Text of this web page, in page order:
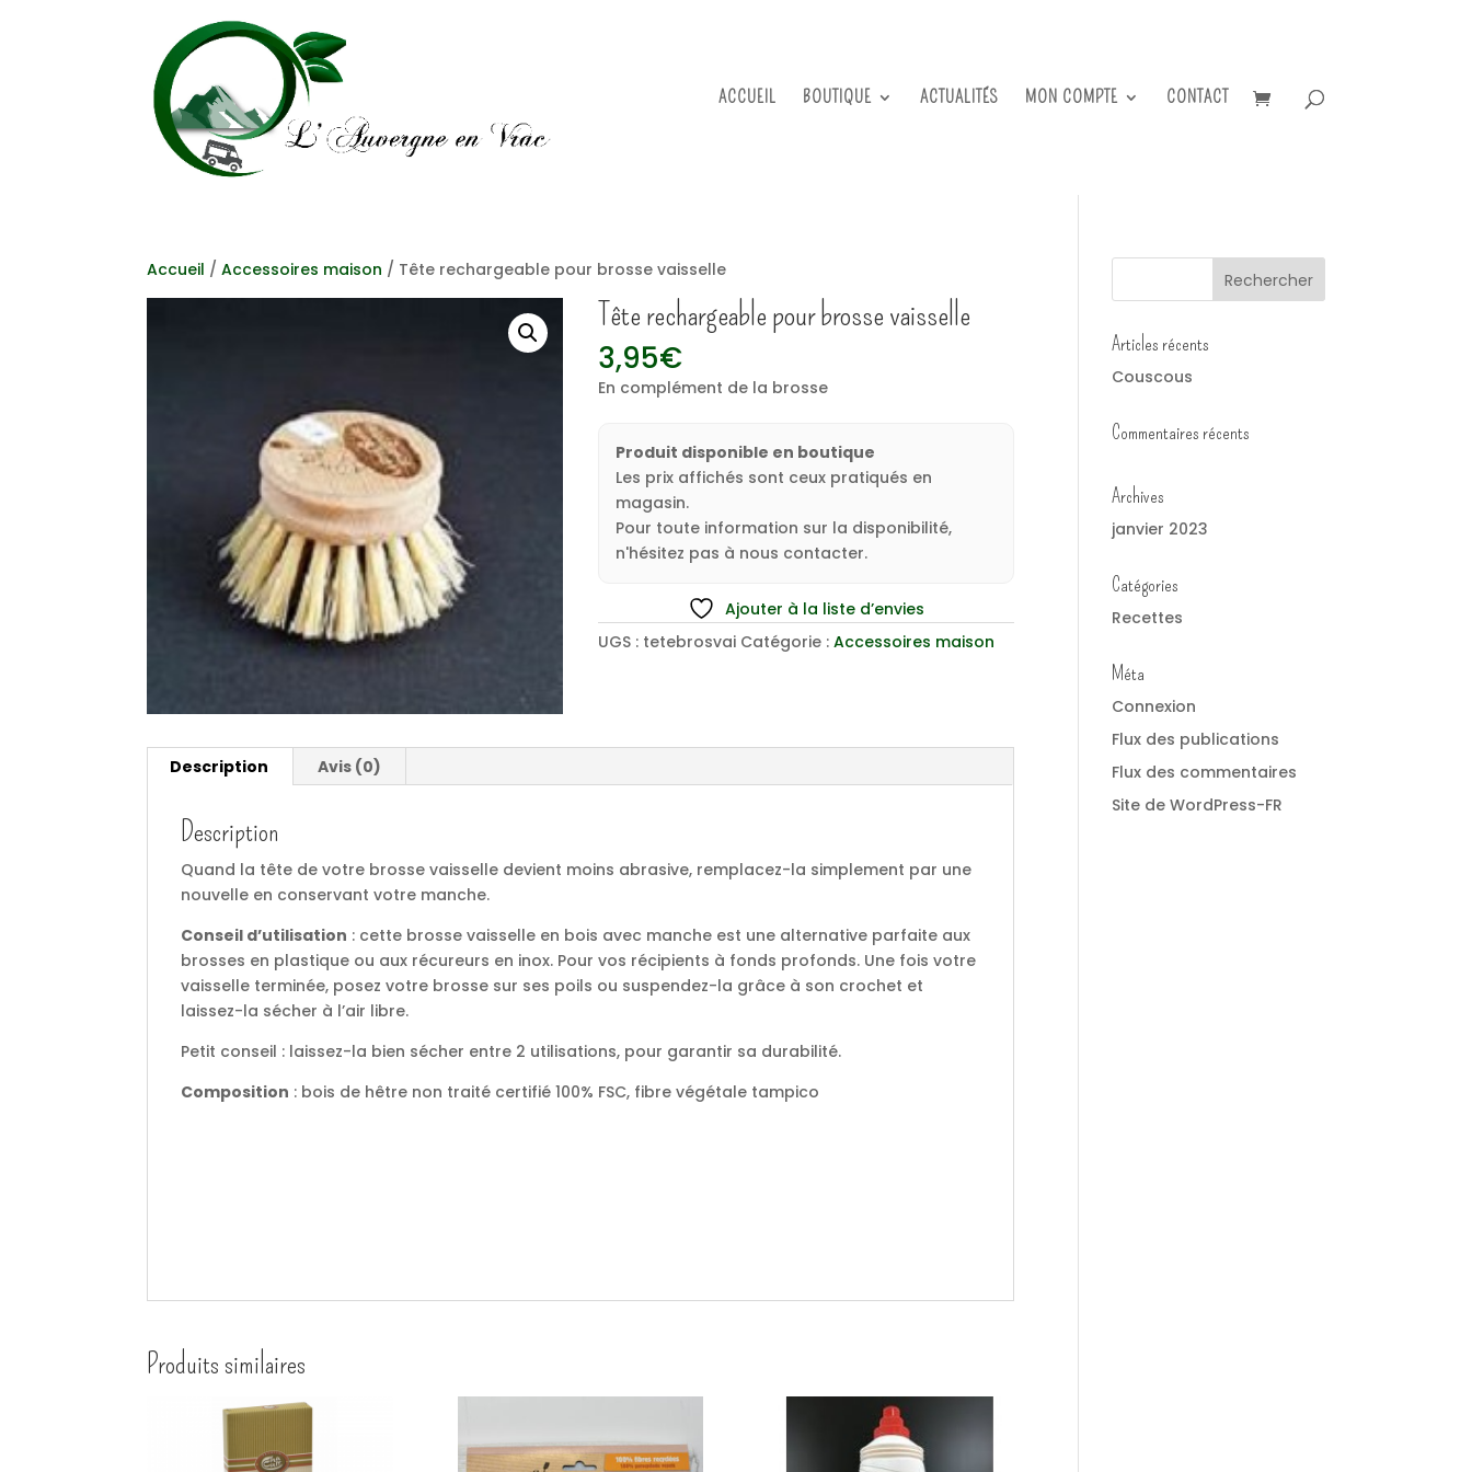
ACCUEIL BOUTIQUE ACTUALITÉS MON COMPTE CONTACT
Accueil /Accessoires maison / Tête rechargeable pour brosse vaisselle
Tête rechargeable pour brosse vaisselle
3,95€
En complément de la brosse
Produit disponible en boutique
Les prix affichés sont ceux pratiqués en
magasin.
Pour toute information sur la disponibilité,
n'hésitez pas à nous contacter.
Ajouter à la liste d’envies
UGS : tetebrosvai Catégorie :Accessoires maison
Description Avis (0)
Description
Quand la tête de votre brosse vaisselle devient moins abrasive, remplacez-la simplement par une
nouvelle en conservant votre manche.
Conseil d’utilisation : cette brosse vaisselle en bois avec manche est une alternative parfaite aux
brosses en plastique ou aux récureurs en inox. Pour vos récipients à fonds profonds. Une fois votre
vaisselle terminée, posez votre brosse sur ses poils ou suspendez-la grâce à son crochet et
laissez-la sécher à l’air libre.
Petit conseil : laissez-la bien sécher entre 2 utilisations, pour garantir sa durabilité.
Composition : bois de hêtre non traité certifié 100% FSC, fibre végétale tampico
Produits similaires
Articles récents
Couscous
Commentaires récents
Archives
janvier 2023
Catégories
Recettes
Méta
Connexion
Flux des publications
Flux des commentaires
Site de WordPress-FR